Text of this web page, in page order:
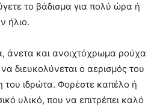
το βάδισμα για πολύ ώρα ή
ήλιο.
άνετα και ανοιχτόχρωμα ρούχα
διευκολύνεται ο αερισμός του
του ιδρώτα. Φορέστε καπέλο ή
υλικό, που να επιτρέπει καλό